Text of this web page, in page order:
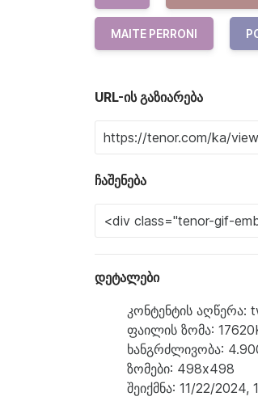
MAITE PERRONI
URL-ის გაზიარება
ჩაშენება
დეტალები
კონტენტის აღწერა:
ფაილის ზომა:
ხანგრძლივობა:
ზომები: 498x498
შეიქმნა: 11/22/2024,